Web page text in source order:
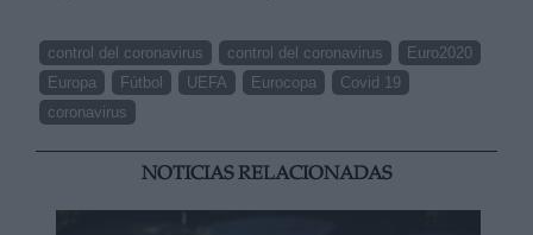
control del coronavirus control del coronavirus
Euro2020
Europa
Fútbol UEFA Eurocopa
Covid 19
coronavirus
NOTICIAS RELACIONADAS